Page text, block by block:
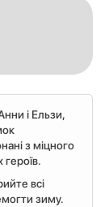
і Ельзи,
з міцного
героїв.
всі
зиму.